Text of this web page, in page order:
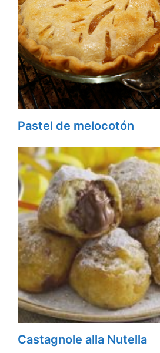
Pastel de melocotón
Castagnole alla Nutella